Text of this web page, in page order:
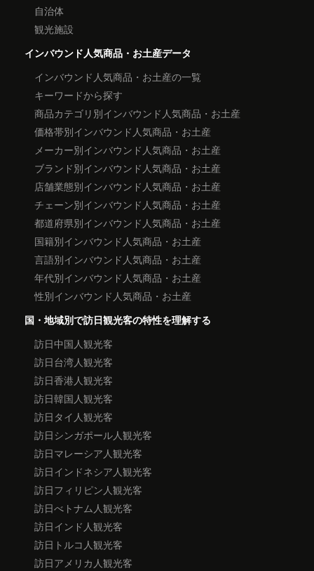
自治体
観光施設
インバウンド人気商品・お土産データ
インバウンド人気商品・お土産の一覧
キーワードから探す
商品カテゴリ別インバウンド人気商品・お土産
価格帯別インバウンド人気商品・お土産
メーカー別インバウンド人気商品・お土産
ブランド別インバウンド人気商品・お土産
店舗業態別インバウンド人気商品・お土産
チェーン別インバウンド人気商品・お土産
都道府県別インバウンド人気商品・お土産
国籍別インバウンド人気商品・お土産
言語別インバウンド人気商品・お土産
年代別インバウンド人気商品・お土産
性別インバウンド人気商品・お土産
国・地域別で訪日観光客の特性を理解する
訪日中国人観光客
訪日台湾人観光客
訪日香港人観光客
訪日韓国人観光客
訪日タイ人観光客
訪日シンガポール人観光客
訪日マレーシア人観光客
訪日インドネシア人観光客
訪日フィリピン人観光客
訪日べトナム人観光客
訪日インド人観光客
訪日トルコ人観光客
訪日アメリカ人観光客